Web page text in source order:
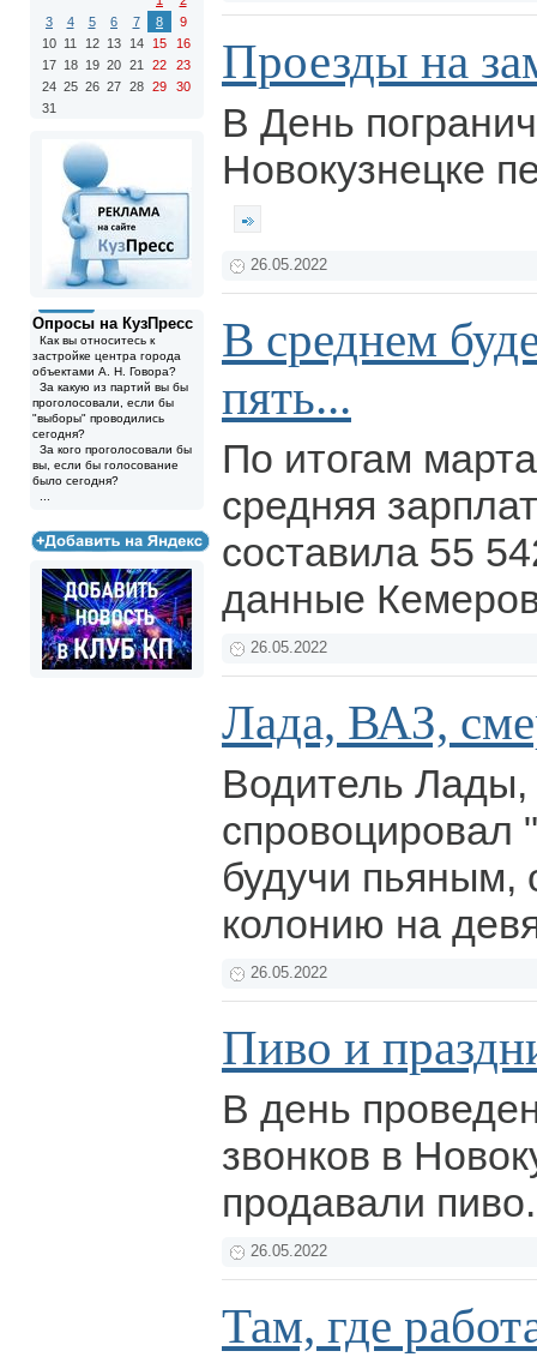
3
4 5 6 7 8
9
10 11 12 13 14 15
16
17 18 19 20 21 22
23
24 25 26 27 28 29
30
31
Опросы на КузПресс
Как вы относитесь к
застройке центра города
объектами А. Н. Говора?
За какую из партий вы бы
проголосовали, если бы
"выборы" проводились
сегодня?
За кого проголосовали бы
вы, если бы голосование
было сегодня?
Проезды на
В День
Новокузнецке
26.05.2022
В среднем
пять...
По итогам
средняя
составила 55
данные
26.05.2022
Лада, ВАЗ,
Водитель Лады,
спровоцировал
будучи пьяным,
колонию на
26.05.2022
Пиво и
В день
звонков в
продавали
26.05.2022
Там, где